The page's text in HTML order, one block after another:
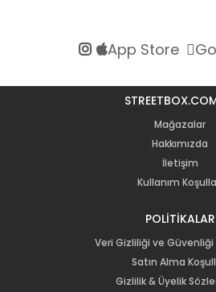
App Store
Mağazalar
Hakkımızda
İletişim
Kullanım
POLİTİKALAR
Veri Gizliliği ve Güvenliği
Satın Alma
Gizlilik & Üyelik